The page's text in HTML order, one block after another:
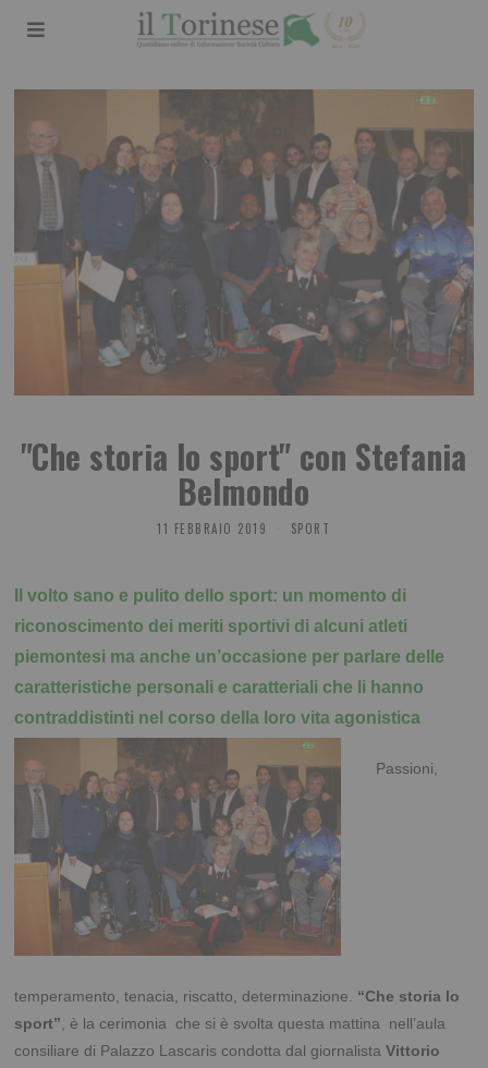
"Che storia lo sport" con Stefania
Belmondo
11 FEBBRAIO 2019 SPORT
Il volto sano e pulito dello sport: un momento di
riconoscimento dei meriti sportivi di alcuni atleti
piemontesi ma anche un’occasione per parlare delle
caratteristiche personali e caratteriali che li hanno
contraddistinti nel corso della loro vita agonistica
Passioni,
temperamento, tenacia, riscatto, determinazione. “Che storia lo
sport”, è la cerimonia che si è svolta questa mattina nell’aula
consiliare di Palazzo Lascaris condotta dal giornalistaVittorio